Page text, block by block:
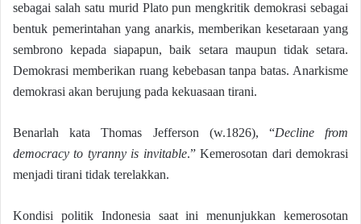
sebagai salah satu murid Plato pun mengkritik demokrasi sebagai
bentuk pemerintahan yang anarkis, memberikan kesetaraan yang
sembrono kepada siapapun, baik setara maupun tidak setara.
Demokrasi memberikan ruang kebebasan tanpa batas. Anarkisme
demokrasi akan berujung pada kekuasaan tirani.
Benarlah kata Thomas Jefferson (w.1826), “Decline from
democracy to tyranny is invitable.” Kemerosotan dari demokrasi
menjadi tirani tidak terelakkan.
Kondisi politik Indonesia saat ini menunjukkan kemerosotan